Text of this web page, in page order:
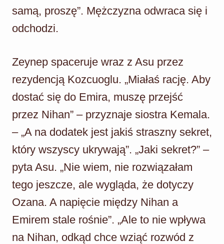
samą, proszę”. Mężczyzna odwraca się i
odchodzi.
Zeynep spaceruje wraz z Asu przez
rezydencją Kozcuoglu. „Miałaś rację. Aby
dostać się do Emira, muszę przejść
przez Nihan” – przyznaje siostra Kemala.
– „A na dodatek jest jakiś straszny sekret,
który wszyscy ukrywają”. „Jaki sekret?” –
pyta Asu. „Nie wiem, nie rozwiązałam
tego jeszcze, ale wygląda, że dotyczy
Ozana. A napięcie między Nihan a
Emirem stale rośnie”. „Ale to nie wpływa
na Nihan, odkąd chce wziąć rozwód z